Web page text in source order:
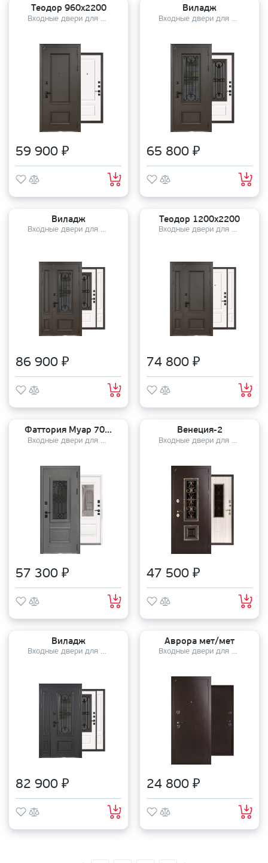
Теодор 960х2200
Входные двери для дома
59 900 ₽
Виладж
Входные двери для дома
65 800 ₽
Виладж
Входные двери для дома
86 900 ₽
Теодор 1200х2200
Входные двери для дома
74 800 ₽
Фаттория Муар 7024
Входные двери для дома
57 300 ₽
Венеция-2
Входные двери для дома
47 500 ₽
Виладж
Входные двери для дома
82 900 ₽
Аврора мет/мет
Входные двери для дома
24 800 ₽